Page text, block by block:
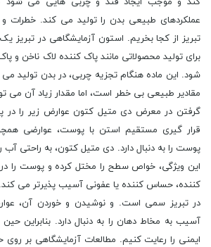
عملکردهای طبیعی بدن را تولید می کند. خطرات
تبریز از کجا بخریم. استون آزمایشگاهی در تبریز
برای تولید محصولاتی مانند پاک کننده لاک ناخن و
شود. این ماده هنگام تجزیه چربی، در بدن تولید
مقادیر طبیعی بی خطر است، اما مقدار زیاد آن می
گرفتن در معرض دی متیل کتون عوارض زیر را در
قرار گیری مستقیم استن با پوست، عوارضی
پوست را به دنبال دارد. دی متیل کتون، به راحتی
این ویژگی، خواص سطح را مختل کرده و پوست را در
کننده، حساس کننده یا عفونی آسیب پذیرتر می
در تبریز سمی است. و نوشیدن و خوردن آن،
آسیب به مخاط دهان را به دنبال دارد. بنابراین حین
ایمنی را رعایت کنیم. مطالعات آزمایشگاهی بر روی